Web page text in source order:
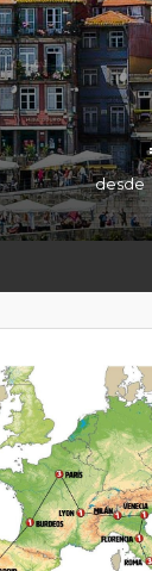
desde